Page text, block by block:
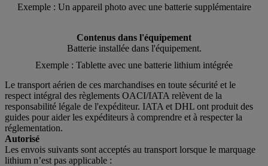
Exemple : Un appareil photo avec une batterie supplémentaire
Contenus dans l'équipement
Batterie installée dans l'équipement.
Exemple : Tablette avec une batterie lithium intégrée
Le transport aérien de ces marchandises en toute sécurité et le
respect intégral des règlements OACI/IATA relèvent de la
responsabilité légale de l'expéditeur. IATA et DHL ont produit des
guides pour aider les expéditeurs à comprendre et à respecter la
réglementation.
Autorisé
Les envois suivants sont acceptés au transport lorsque le marquage
lithium n’est pas applicable :